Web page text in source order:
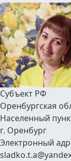
Субъект РФ
Оренбургская
Населенный
г. Оренбург
Электронный